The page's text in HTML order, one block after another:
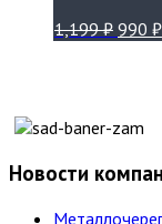
1,199₽ 990 ₽
Новости